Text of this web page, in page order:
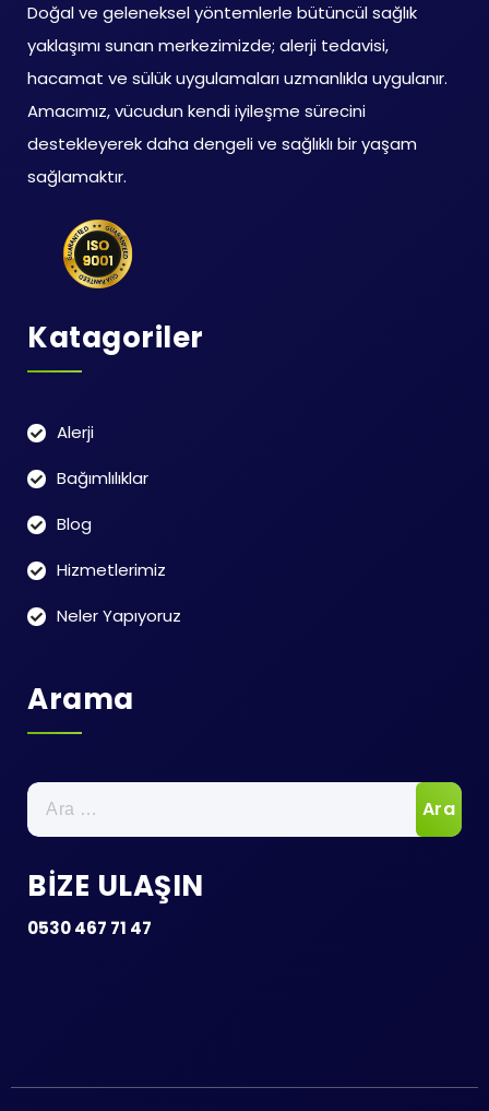
Doğal ve geleneksel yöntemlerle bütüncül sağlık
yaklaşımı sunan merkezimizde; alerji tedavisi,
hacamat ve sülük uygulamaları uzmanlıkla uygulanır.
Amacımız, vücudun kendi iyileşme sürecini
destekleyerek daha dengeli ve sağlıklı bir yaşam
sağlamaktır.
Katagoriler
Alerji
Bağımlılıklar
Blog
Hizmetlerimiz
Neler Yapıyoruz
Arama
Arama:
BİZE ULAŞIN
0530 467 71 47